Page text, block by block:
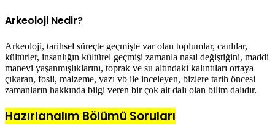
Arkeoloji Nedir?
Arkeoloji, tarihsel süreçte geçmişte var olan toplumlar, canlılar,
kültürler, insanlığın kültürel geçmişi zamanla nasıl değiştiğini, maddi
manevi yaşanmışlıklarını, toprak ve su altındaki kalıntıları ortaya
çıkaran, fosil, malzeme, yazı vb ile inceleyen, bizlere tarih öncesi
zamanların hakkında bilgi veren bir çok alt dalı olan bilim dalıdır.
Hazırlanalım Bölümü Soruları